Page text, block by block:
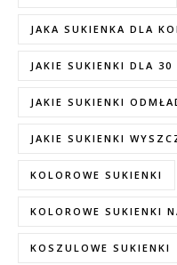
JAKA SUKIENKA DLA
JAKIE SUKIENKI DLA 30
JAKIE SUKIENKI
JAKIE SUKIENKI
KOLOROWE SUKIENKI
KOLOROWE SUKIENKI
KOSZULOWE SUKIENKI